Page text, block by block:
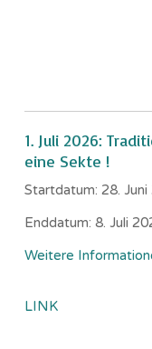
1. Juli 2026:
eine Sekte !
Startdatum: 28.
Enddatum: 8. Juli
Weitere
LINK